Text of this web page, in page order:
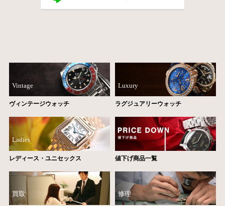
Vintage
ヴィンテージウォッチ
Luxury
ラグジュアリーウォッチ
Ladies
レディース・ユニセックス 値下げ商品一覧
買取 修理